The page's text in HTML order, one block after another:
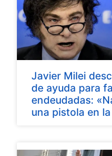
Javier Milei
de ayuda para
endeudadas:
una pistola en